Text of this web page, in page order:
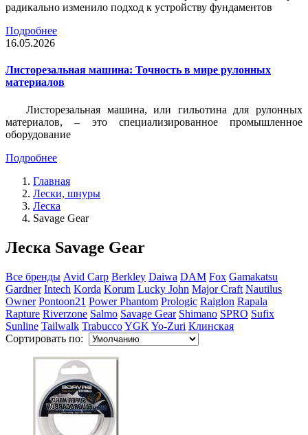
радикально изменило подход к устройству фундаментов
Подробнее
16.05.2026
Листорезальная машина: Точность в мире рулонных
материалов
Листорезальная машина, или гильотина для рулонных
материалов, – это специализированное промышленное
оборудование
Подробнее
Главная
Лески, шнуры
Леска
Savage Gear
Леска Savage Gear
Все бренды Avid Carp Berkley Daiwa DAM Fox Gamakatsu
Gardner Intech Korda Korum Lucky John Major Craft Nautilus
Owner Pontoon21 Power Phantom Prologic Raiglon Rapala
Rapture Riverzone Salmo Savage Gear Shimano SPRO Sufix
Sunline Tailwalk TrabuccoYGK Yo-Zuri Клинская
Сортировать по: